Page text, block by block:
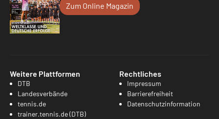
Zum Online Magazin
Weitere Plattformen
DTB
Landesverbände
tennis.de
trainer.tennis.de (DTB)
Rechtliches
Impressum
Barrierefreiheit
Datenschutzinformation